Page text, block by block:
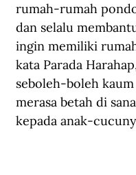
rumah-rumah
dan selalu
ingin memiliki
kata Parada
seboleh-boleh
merasa betah di
kepada anak-